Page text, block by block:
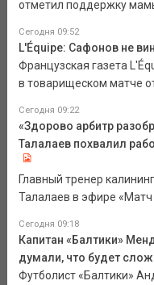
отметил поддержку мамы
Сегодня 09:52
L'Équipe: Сафонов не
Французская газета
в товарищеском матче от
Сегодня 09:22
«Здорово арбитр
Талалаев похвалил
Главный тренер
Талалаев в эфире «Матч
Сегодня 09:18
Капитан «Балтики»
думали, что будет
Футболист «Балтики»